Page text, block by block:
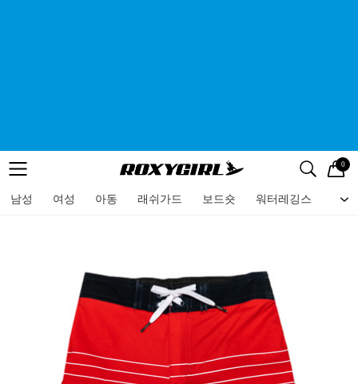
메뉴 검색
로고 0
남성 여성 아동 래쉬가드 보드숏 워터레깅스 비
메뉴